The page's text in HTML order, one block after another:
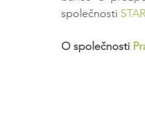
společnosti
O společnosti